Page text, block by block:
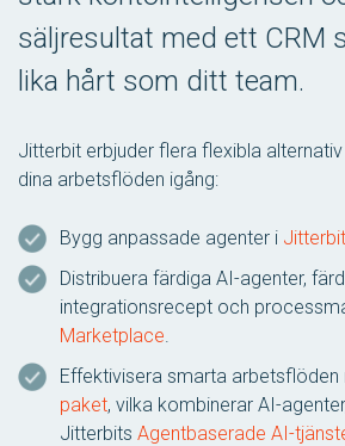
säljresultat med ett CRM
lika hårt som ditt team.
Jitterbit erbjuder flera flexibla
dina arbetsflöden igång:
Bygg anpassade agenter i
Distribuera färdiga AI-agenter,
integrationsrecept och
Marketplace
Effektivisera smarta arbetsflöden
paket, vilka kombinerar AI-
Jitterbits Agentbaserade AI-